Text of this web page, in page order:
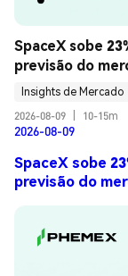
SpaceX sobe
previsão do
Insights de Mercado
2026-08-09
10-15m
2026-08-09
SpaceX sobe
previsão do